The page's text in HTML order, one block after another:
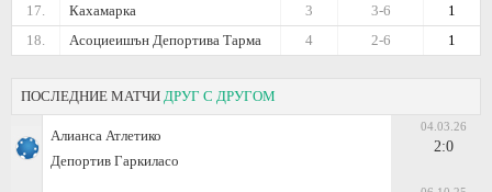
17.
Кахамарка 1
3-6
3
18.
Асоциеишън Депортива Тарма 1
2-6
4
ПОСЛЕДНИЕ МАТЧИ ДРУГ С ДРУГОМ
Алианса Атлетико
Депортив Гаркиласо
04.03.26
2:0